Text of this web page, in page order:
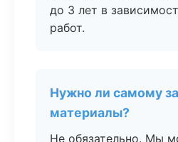
до 3 лет в
работ.
Нужно ли самому
материалы?
Не обязательно. Мы